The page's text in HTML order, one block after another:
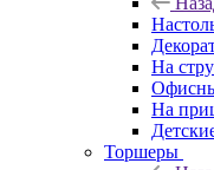
На
На
Торшеры